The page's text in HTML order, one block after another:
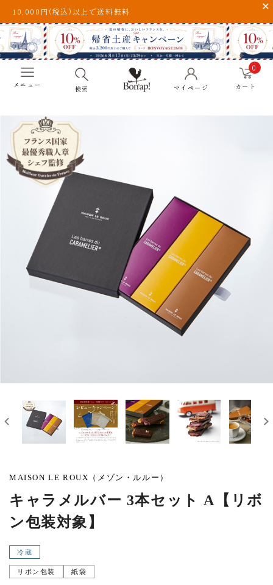
10,000円(税込)以上で送料無料
メニュー 検索 マイページ カート
0
MAISON LE ROUX（メゾン・ルルー）
キャラメルバー 3本セット A【リボ
ン包装対象】
冷蔵
リボン包装 紙袋